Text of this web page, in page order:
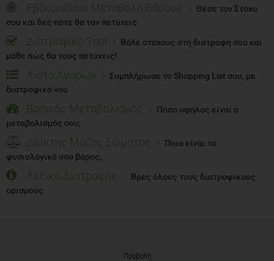
Εβδομαδίαια Μεταβολή Βάρους
Θέσε τον Στόχο
σου και δες πότε θα τον πετύχεις
Διατροφικό Tool
Βάλε στόχους στη διατροφή σου και
μάθε πώς θα τους πετύχεις!
Λίστα Αγορών
Συμπλήρωσε το Shopping List σου, με
διατροφικό νου
Βασικός Μεταβολισμός
Πόσο υψηλός είναι ο
μεταβολισμός σου;
Δείκτης Μάζας Σώματος
Ποιο είναι το
φυσιολογικό σου βάρος;
Λεξικό Διατροφής
Βρες όλους τους διατροφικούς
ορισμούς
Προβολή